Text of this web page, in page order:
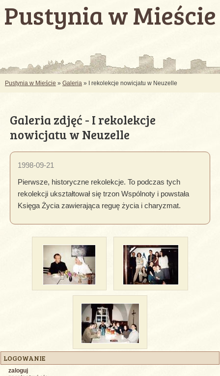
Pustynia w Mieście
Pustynia w Mieście » Galeria » I rekolekcje nowicjatu w Neuzelle
Galeria zdjęć - I rekolekcje
nowicjatu w Neuzelle
1998-09-21
Pierwsze, historyczne rekolekcje. To podczas tych
rekolekcji ukształtował się trzon Wspólnoty i powstała
Księga Życia zawierająca reguę życia i charyzmat.
LOGOWANIE
zaloguj